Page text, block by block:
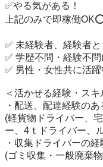
✅やる気がある！
上記のみで即稼働
✅ 未経験者、経験者
✅ 学歴不問・経験不
✅ 男性・女性共に活躍
＜活かせる経験・スキ
・配送、配達経験のあ
(軽貨物ドライバー、
ー、4ｔドライバー、
・収集ドライバーの経
(ゴミ収集・一般廃棄